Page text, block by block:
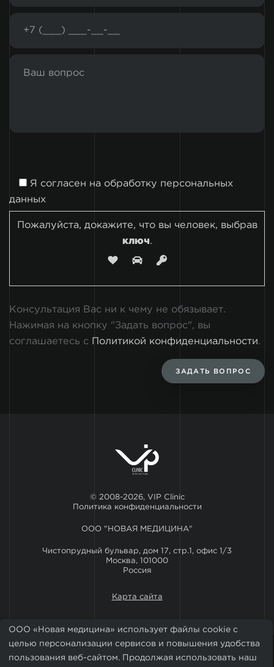
Я согласен на обработку персональных
данных
Пожалуйста, докажите, что вы человек, выбрав
ключ.
Консультация Вас ни к чему не обязывает.
Нажимая на кнопку "Задать вопрос", вы
соглашаетесь с
Политикой конфиденциальности.
ЗАДАТЬ ВОПРОС
© 2008-2026, VIP Clinic
Политика конфиденциальности
ООО "НОВАЯ МЕДИЦИНА"
Чистопрудный бульвар, дом 17, стр.1, офис 1/3
Москва, 101000
Россия
Карта сайта
ООО «Новая медицина» использует файлы cookie с
целью персонализации сервисов и повышения удобства
пользования веб-сайтом. Продолжая использовать наш